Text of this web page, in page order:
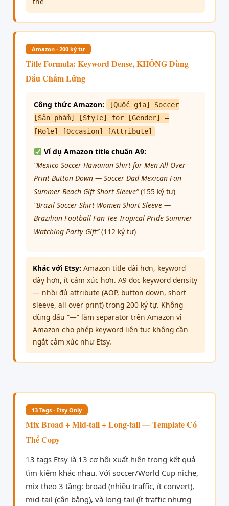
Amazon · 200 ký tự
Title Formula: Keyword Dense, KHÔNG Dùng
Dấu Chấm Lửng
Công thức Amazon:
[Quốc gia] Soccer
[Sản phẩm] [Style] for [Gender] —
[Role] [Occasion] [Attribute]
Ví dụ Amazon title chuẩn A9:
“Mexico Soccer Hawaiian Shirt for Men All Over
Print Button Down — Soccer Dad Mexican Fan
Summer Beach Gift Short Sleeve”(155 ký tự)
“Brazil Soccer Shirt Women Short Sleeve —
Brazilian Football Fan Tee Tropical Pride Summer
Watching Party Gift”(112 ký tự)
Khác với Etsy: Amazon title dài hơn, keyword
dày hơn, ít cảm xúc hơn. A9 đọc keyword density
— nhồi đủ attribute (AOP, button down, short
sleeve, all over print) trong 200 ký tự. Không
dùng dấu “—” làm separator trên Amazon vì
Amazon cho phép keyword liên tục không cần
ngắt cảm xúc như Etsy.
13 Tags · Etsy Only
Mix Broad + Mid-tail + Long-tail — Template Có
Thể Copy
13 tags Etsy là 13 cơ hội xuất hiện trong kết quả
tìm kiếm khác nhau. Với soccer/World Cup niche,
mix theo 3 tầng: broad (nhiều traffic, ít convert),
mid-tail (cân bằng), và long-tail (ít traffic nhưng